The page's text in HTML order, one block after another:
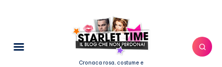
Cronaca rosa, costume e